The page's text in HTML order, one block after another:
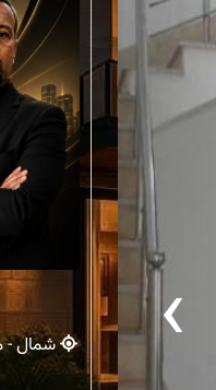
‹
شمال -